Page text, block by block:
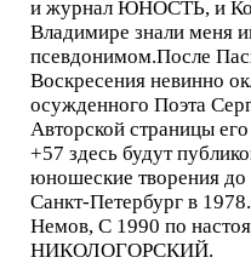
и журнал ЮНОСТЬ, и
Владимире знали меня
псевдонимом.После
Воскресения невинно
осужденного Поэта
Авторской страницы
+57 здесь будут
юношеские творения
Санкт-Петербург в
Немов, С 1990 по
НИКОЛОГОРСКИЙ.